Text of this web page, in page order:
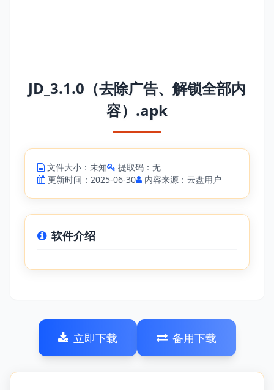
JD_3.1.0（去除广告、解锁全部内
容）.apk
文件大小：未知
提取码：无
更新时间：2025-06-30
内容来源：云盘用户
软件介绍
立即下载 备用下载